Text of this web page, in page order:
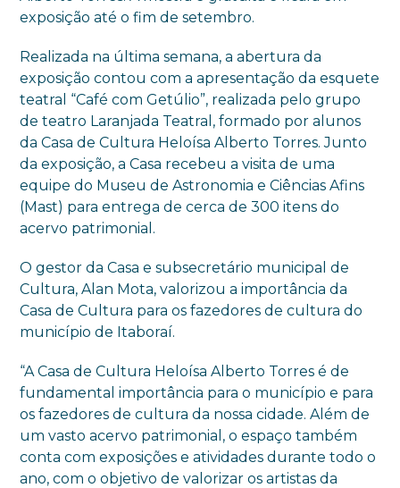
exposição até o fim de setembro.
Realizada na última semana, a abertura da
exposição contou com a apresentação da esquete
teatral “Café com Getúlio”, realizada pelo grupo
de teatro Laranjada Teatral, formado por alunos
da Casa de Cultura Heloísa Alberto Torres. Junto
da exposição, a Casa recebeu a visita de uma
equipe do Museu de Astronomia e Ciências Afins
(Mast) para entrega de cerca de 300 itens do
acervo patrimonial.
O gestor da Casa e subsecretário municipal de
Cultura, Alan Mota, valorizou a importância da
Casa de Cultura para os fazedores de cultura do
município de Itaboraí.
“A Casa de Cultura Heloísa Alberto Torres é de
fundamental importância para o município e para
os fazedores de cultura da nossa cidade. Além de
um vasto acervo patrimonial, o espaço também
conta com exposições e atividades durante todo o
ano, com o objetivo de valorizar os artistas da